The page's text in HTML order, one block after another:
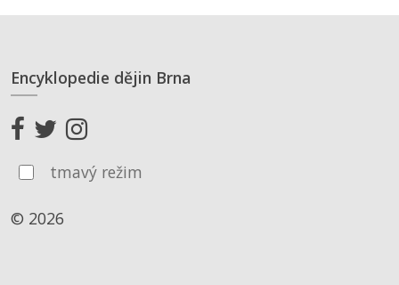
Encyklopedie dějin Brna
tmavý režim
© 2026